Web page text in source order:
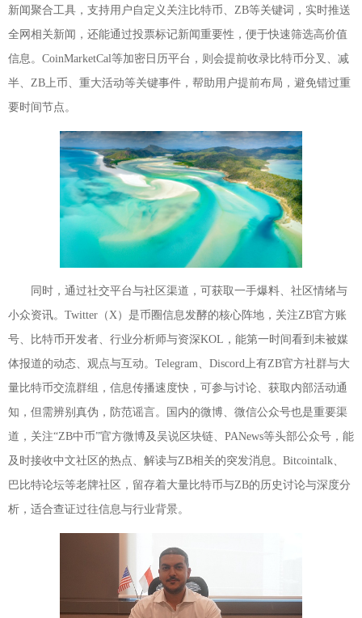
新闻聚合工具，支持用户自定义关注比特币、ZB等关键词，实时推送
全网相关新闻，还能通过投票标记新闻重要性，便于快速筛选高价值
信息。CoinMarketCal等加密日历平台，则会提前收录比特币分叉、减
半、ZB上币、重大活动等关键事件，帮助用户提前布局，避免错过重
要时间节点。
同时，通过社交平台与社区渠道，可获取一手爆料、社区情绪与
小众资讯。Twitter（X）是币圈信息发酵的核心阵地，关注ZB官方账
号、比特币开发者、行业分析师与资深KOL，能第一时间看到未被媒
体报道的动态、观点与互动。Telegram、Discord上有ZB官方社群与大
量比特币交流群组，信息传播速度快，可参与讨论、获取内部活动通
知，但需辨别真伪，防范谣言。国内的微博、微信公众号也是重要渠
道，关注“ZB中币”官方微博及吴说区块链、PANews等头部公众号，能
及时接收中文社区的热点、解读与ZB相关的突发消息。Bitcointalk、
巴比特论坛等老牌社区，留存着大量比特币与ZB的历史讨论与深度分
析，适合查证过往信息与行业背景。